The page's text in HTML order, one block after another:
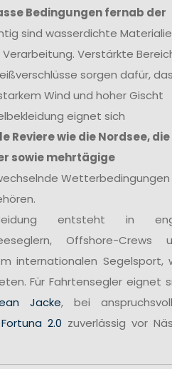
Bedingungen fernab der
sind wasserdichte
Verstärkte
sorgen dafür,
Wind und hoher Gischt
eignet sich
Reviere wie die Nordsee, die
sowie mehrtägige
Wetterbedingungen
entsteht in
Offshore-Crews
internationalen Segelsport,
Für Fahrtensegler eignet
Jacke, bei
Fortuna 2.0 zuverlässig vor